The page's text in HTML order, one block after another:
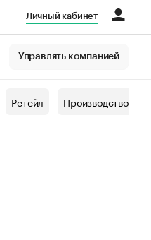
Личный кабинет
Управлять компанией
Ретейл Производство